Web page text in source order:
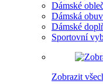
Dámské
Dámská
Dámské
Sportovní
Zobrazit